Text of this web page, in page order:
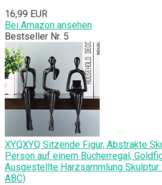
16,99 EUR
Bei Amazon ansehen
Bestseller Nr. 5
XYQXYQ Sitzende Figur, Abstrakte
Person auf einem Bücherregal,
Ausgestellte Harzsammlung Skulptur
ABC)